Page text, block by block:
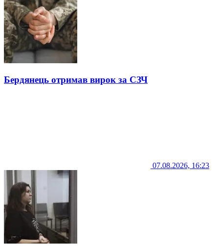
Бердянець отримав вирок за СЗЧ
07.08.2026, 16:23